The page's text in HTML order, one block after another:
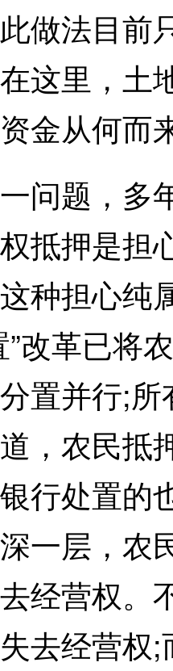
做法目前
这里，土
金从何而
题，多
抵押是担
种担心纯
”改革已将
置并行;
，农民抵
行处置的
一层，农
经营权。
去经营权